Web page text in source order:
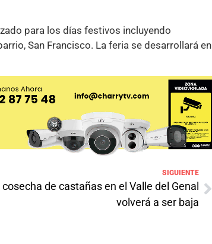
para los días festivos incluyendo
San Francisco. La feria se desarrollará en
SIGUIENTE
cosecha de castañas en el Valle del Genal
volverá a ser baja